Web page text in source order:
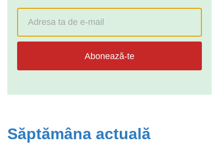
Abonează-te
Săptămâna actuală